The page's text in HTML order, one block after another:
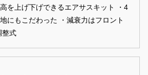
を上げ下げできるエアサスキット ・4
にもこだわった ・減衰力はフロント
整式